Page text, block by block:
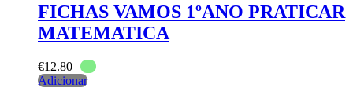
FICHAS VAMOS 1ºANO PRATICAR
MATEMATICA
€12.80
Adicionar